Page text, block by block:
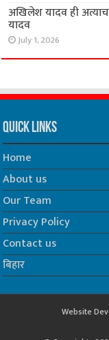
अखिलेश यादव ही
यादव
July 1, 2026
Quick Links
Home
About us
Our Team
Privacy Policy
Contact us
बिहार
Website